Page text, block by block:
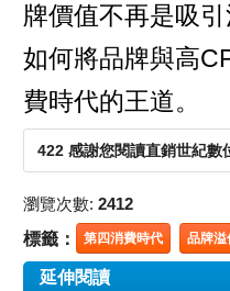
牌價值不再是吸
如何將品牌與高
費時代的王道。
422 感謝您閱讀直銷世紀數
瀏覽次數: 2412
標籤： 第四消費時代 品牌溢
延伸閱讀